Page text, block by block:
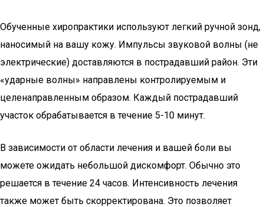
Обученные хиропрактики используют легкий ручной зонд,
наносимый на вашу кожу. Импульсы звуковой волны (не
электрические) доставляются в пострадавший район. Эти
«ударные волны» направлены контролируемым и
целенаправленным образом. Каждый пострадавший
участок обрабатывается в течение 5-10 минут.
В зависимости от области лечения и вашей боли вы
можете ожидать небольшой дискомфорт. Обычно это
решается в течение 24 часов. Интенсивность лечения
также может быть скорректирована. Это позволяет